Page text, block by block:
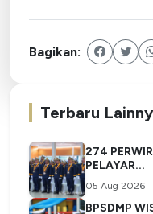
Bagikan:
Terbaru
274
PELAYAR...
05 Aug 2026
BPSDMP